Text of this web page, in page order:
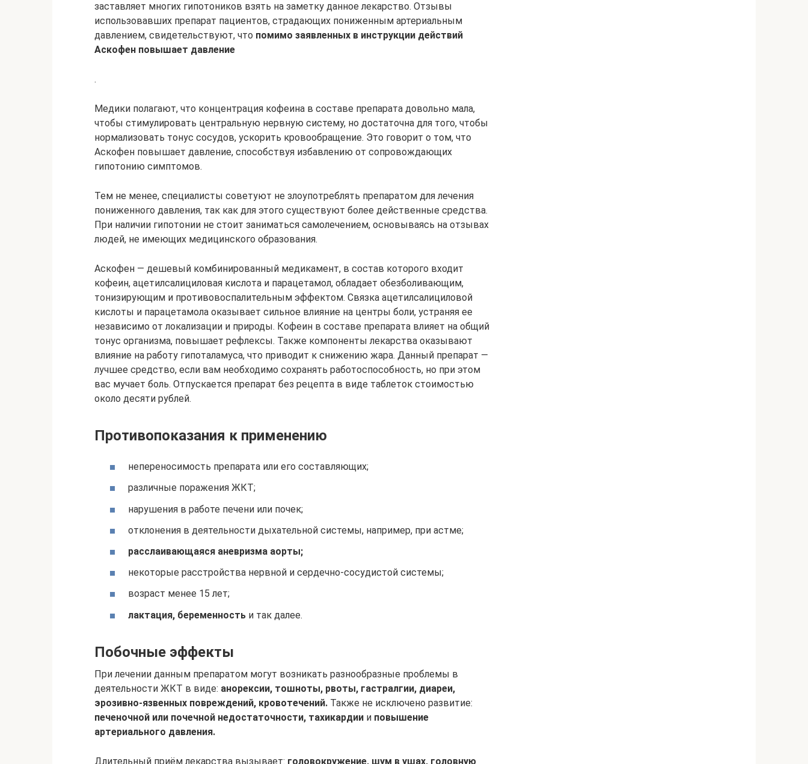
заставляет многих гипотоников взять на заметку данное лекарство. Отзывы
использовавших препарат пациентов, страдающих пониженным артериальным
давлением, свидетельствуют, что помимо заявленных в инструкции действий
Аскофен повышает давление
.
Медики полагают, что концентрация кофеина в составе препарата довольно мала,
чтобы стимулировать центральную нервную систему, но достаточна для того, чтобы
нормализовать тонус сосудов, ускорить кровообращение. Это говорит о том, что
Аскофен повышает давление, способствуя избавлению от сопровождающих
гипотонию симптомов.
Тем не менее, специалисты советуют не злоупотреблять препаратом для лечения
пониженного давления, так как для этого существуют более действенные средства.
При наличии гипотонии не стоит заниматься самолечением, основываясь на отзывах
людей, не имеющих медицинского образования.
Аскофен — дешевый комбинированный медикамент, в состав которого входит
кофеин, ацетилсалициловая кислота и парацетамол, обладает обезболивающим,
тонизирующим и противовоспалительным эффектом. Связка ацетилсалициловой
кислоты и парацетамола оказывает сильное влияние на центры боли, устраняя ее
независимо от локализации и природы. Кофеин в составе препарата влияет на общий
тонус организма, повышает рефлексы. Также компоненты лекарства оказывают
влияние на работу гипоталамуса, что приводит к снижению жара. Данный препарат —
лучшее средство, если вам необходимо сохранять работоспособность, но при этом
вас мучает боль. Отпускается препарат без рецепта в виде таблеток стоимостью
около десяти рублей.
Противопоказания к применению
непереносимость препарата или его составляющих;
различные поражения ЖКТ;
нарушения в работе печени или почек;
отклонения в деятельности дыхательной системы, например, при астме;
расслаивающаяся аневризма аорты;
некоторые расстройства нервной и сердечно-сосудистой системы;
возраст менее 15 лет;
лактация, беременность и так далее.
Побочные эффекты
При лечении данным препаратом могут возникать разнообразные проблемы в
деятельности ЖКТ в виде: анорексии, тошноты, рвоты, гастралгии, диареи,
эрозивно-язвенных повреждений, кровотечений. Также не исключено развитие:
печеночной или почечной недостаточности, тахикардии и повышение
артериального давления.
Длительный приём лекарства вызывает: головокружение, шум в ушах, головную